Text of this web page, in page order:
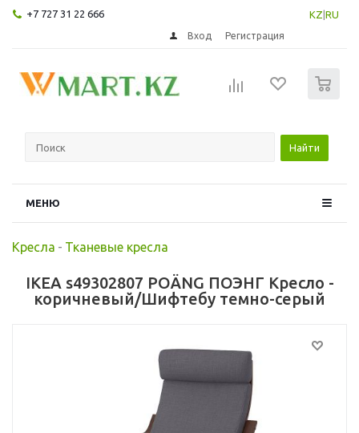
+7 727 31 22 666 KZ RU
Вход Регистрация
Найти
МЕНЮ
Кресла - Тканевые кресла
IKEA s49302807 POÄNG ПОЭНГ Кресло -
коричневый/Шифтебу темно-серый